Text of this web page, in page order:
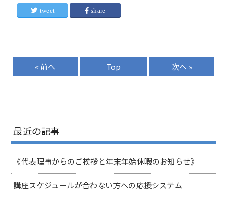
tweet share
« 前へ Top 次へ »
最近の記事
《代表理事からのご挨拶と年末年始休暇のお知らせ》
講座スケジュールが合わない方への応援システム